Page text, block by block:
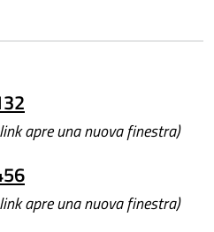
apre una nuova finestra)
apre una nuova finestra)